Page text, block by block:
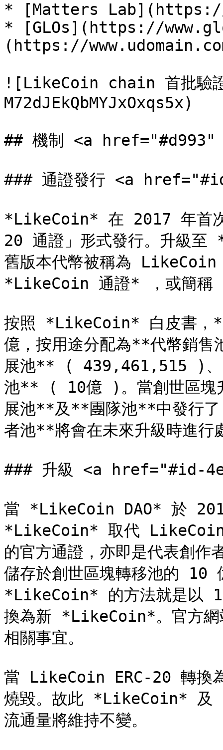
* [Matters
* [GLOs](https://
(https://
![LikeCoin chain 首批
M72dJEkQbMYJxOxqs5x)
## 機制 <a
### 通證發行 <a
*LikeCoin* 在 2017 年首次
20 通證」形式發行。升級
舊版本代幣被稱為 LikeCoin
*LikeCoin 通證* ，或簡
按照 *LikeCoin* 白皮書，
億，按用途分配為**代幣
展池** ( 439,461,515 )
池** ( 10億 )。當創世區塊
展池**及**團隊池**中發行
者池**將會在未來升級時進行
### 升級 <a href="#id-
當 *LikeCoin DAO* 於
*LikeCoin* 取代
的官方通證，亦即是代表創
儲存於創世區塊轉移池的
*LikeCoin* 的方法就是以
換為新 *LikeCoin*。官方
相關事宜。
當 LikeCoin ERC-20 轉換
燒毀。故此 *LikeCoin* 及
流通量將維持不變。